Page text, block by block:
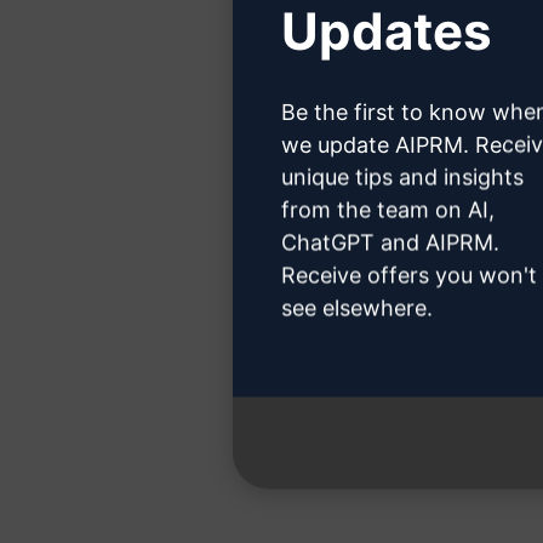
3. lépés :
Updates
Be the first to know
we update AIPRM.
unique tips and insights
from the team on AI,
ChatGPT and AIPRM.
Receive offers you won't
see elsewhere.